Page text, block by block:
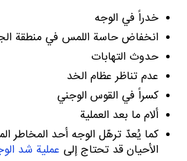
خدراً في الوجه
انخفاض حاسة اللمس في منطقة
حدوث التهابات
عدم تناظر عظام الخد
كسراً في القوس الوجني
ألام ما بعد العملية
كما يُعدّ ترهّل الوجه أحد المخاطر
الأحيان قد تحتاج إلى عملية شد